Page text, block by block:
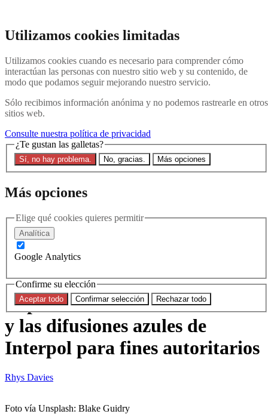
Utilizamos cookies limitadas
Utilizamos cookies cuando es necesario para comprender cómo
interactúan las personas con nuestro sitio web y su contenido, de
modo que podamos seguir mejorando nuestro servicio.
Sólo recibimos información anónima y no podemos rastrearle en otros
sitios web.
Consulte nuestra política de privacidad
¿Te gustan las galletas?
Sí, no hay problema. No, gracias. Más opciones
Más opciones
Elige qué cookies quieres permitir
Analítica
Google Analytics
Confirme su elección
Aceptar todo Confirmar selección Rechazar todo
Buscar en
Menú Póngase en contacto con nosotros
Última
Acerca de
Explicación de Interpol
Contacte con nosotros
Buscar en el sitio
Buscar en el sitio web
Inicio
Persecución política: Explotación de la base de datos y las
difusiones azules de Interpol para fines autoritarios
1 de marzo de 2024
Persecución política:
Explotación de la base de datos
y las difusiones azules de
Interpol para fines autoritarios
Rhys Davies
Foto vía Unsplash: Blake Guidry